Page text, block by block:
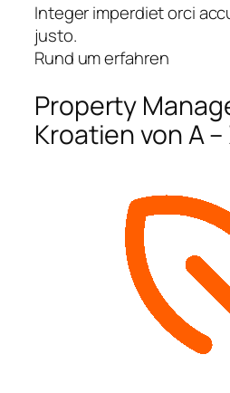
Integer imperdiet orci
justo.
Rund um erfahren
Property
Kroatien von A –